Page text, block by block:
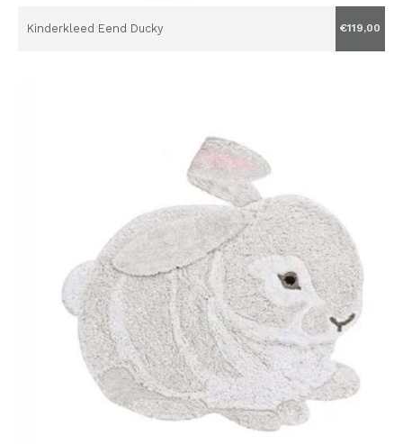
Kinderkleed Eend Ducky €119,00